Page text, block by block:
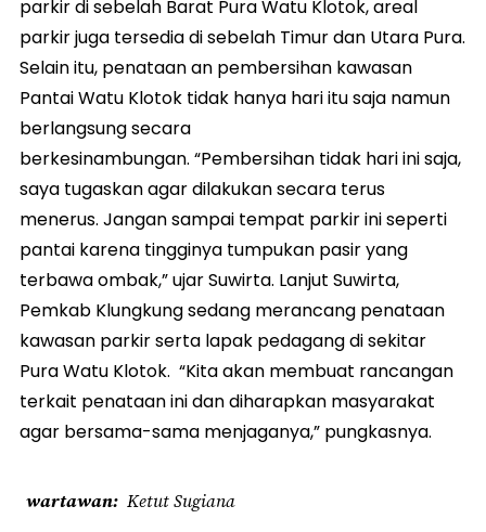
parkir di sebelah Barat Pura Watu Klotok, areal
parkir juga tersedia di sebelah Timur dan Utara Pura.
Selain itu, penataan an pembersihan kawasan
Pantai Watu Klotok tidak hanya hari itu saja namun
berlangsung secara
berkesinambungan. “Pembersihan tidak hari ini saja,
saya tugaskan agar dilakukan secara terus
menerus. Jangan sampai tempat parkir ini seperti
pantai karena tingginya tumpukan pasir yang
terbawa ombak,” ujar Suwirta. Lanjut Suwirta,
Pemkab Klungkung sedang merancang penataan
kawasan parkir serta lapak pedagang di sekitar
Pura Watu Klotok. “Kita akan membuat rancangan
terkait penataan ini dan diharapkan masyarakat
agar bersama-sama menjaganya,” pungkasnya.
wartawan Ketut Sugiana